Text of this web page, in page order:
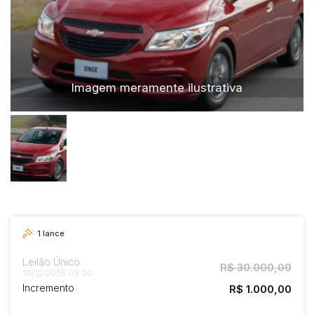
Caminhão
Carro
Carros
Moto
Motocicleta
Ônibus
Imagem meramente ilustrativa
1 lance
Leilão Único
10/12/2025 09:00 R$ 30.000,00
Incremento R$ 1.000,00